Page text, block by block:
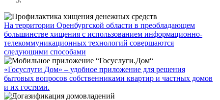
На территории Оренбургской области в преобладающем
большинстве хищения с использованием информационно-
телекоммуникационных технологий совершаются
следующими способами
«Госуслуги Дом» – удобное приложение для решения
бытовых вопросов собственниками квартир и частных домов
и их гостями.